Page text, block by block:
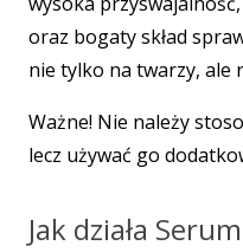
oraz bogaty skład
nie tylko na twarzy, ale
Ważne! Nie należy
lecz używać go
Jak działa